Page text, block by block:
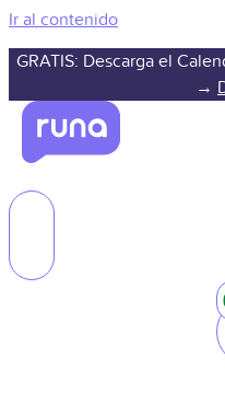
Ir al contenido
GRATIS: Descarga el
→